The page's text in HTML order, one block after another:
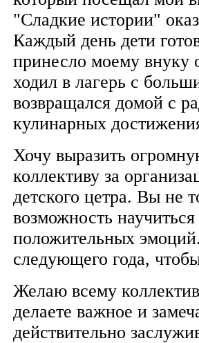
"Сладкие истории"
Каждый день дети
принесло моему внуку
ходил в лагерь с
возвращался домой с
кулинарных
Хочу выразить
коллективу за
детского цетра. Вы не
возможность
положительных
следующего года,
Желаю всему
делаете важное и
действительно